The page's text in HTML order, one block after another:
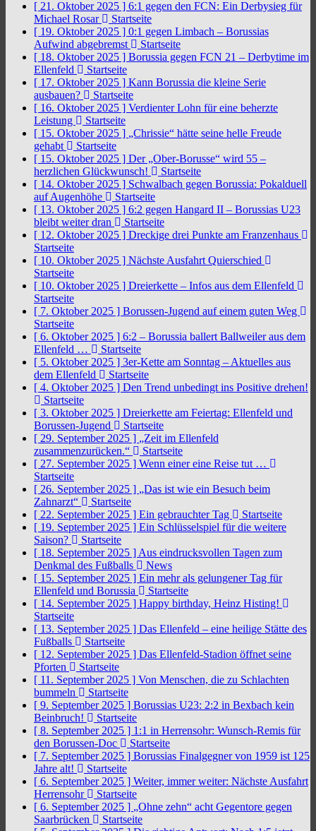
[ 21. Oktober 2025 ] 6:1 gegen den FCN: Ein Derbysieg für
Michael Rosar
Startseite
[ 19. Oktober 2025 ] 0:1 gegen Limbach – Borussias
Aufwind abgebremst
Startseite
[ 18. Oktober 2025 ] Borussia gegen FCN 21 – Derbytime im
Ellenfeld
Startseite
[ 17. Oktober 2025 ] Kann Borussia die kleine Serie
ausbauen?
Startseite
[ 16. Oktober 2025 ] Verdienter Lohn für eine beherzte
Leistung
Startseite
[ 15. Oktober 2025 ] „Chrissie“ hätte seine helle Freude
gehabt
Startseite
[ 15. Oktober 2025 ] Der „Ober-Borusse“ wird 55 –
herzlichen Glückwunsch!
Startseite
[ 14. Oktober 2025 ] Schwalbach gegen Borussia: Pokalduell
auf Augenhöhe
Startseite
[ 13. Oktober 2025 ] 6:2 gegen Hangard II – Borussias U23
bleibt weiter dran
Startseite
[ 12. Oktober 2025 ] Dreckige drei Punkte am Franzenhaus
Startseite
[ 10. Oktober 2025 ] Nächste Ausfahrt Quierschied
Startseite
[ 10. Oktober 2025 ] Dreierkette – Infos aus dem Ellenfeld
Startseite
[ 7. Oktober 2025 ] Borussen-Jugend auf einem guten Weg
Startseite
[ 6. Oktober 2025 ] 6:2 – Borussia ballert Ballweiler aus dem
Ellenfeld …
Startseite
[ 5. Oktober 2025 ] 3er-Kette am Sonntag – Aktuelles aus
dem Ellenfeld
Startseite
[ 4. Oktober 2025 ] Den Trend unbedingt ins Positive drehen!
Startseite
[ 3. Oktober 2025 ] Dreierkette am Feiertag: Ellenfeld und
Borussen-Jugend
Startseite
[ 29. September 2025 ] „Zeit im Ellenfeld
zusammenzurücken.“
Startseite
[ 27. September 2025 ] Wenn einer eine Reise tut …
Startseite
[ 26. September 2025 ] „Das ist wie ein Besuch beim
Zahnarzt“
Startseite
[ 22. September 2025 ] Ein gebrauchter Tag
Startseite
[ 19. September 2025 ] Ein Schlüsselspiel für die weitere
Saison?
Startseite
[ 18. September 2025 ] Aus eindrucksvollen Tagen zum
Denkmal des Fußballs
News
[ 15. September 2025 ] Ein mehr als gelungener Tag für
Ellenfeld und Borussia
Startseite
[ 14. September 2025 ] Happy birthday, Heinz Histing!
Startseite
[ 13. September 2025 ] Das Ellenfeld – eine heilige Stätte des
Fußballs
Startseite
[ 12. September 2025 ] Das Ellenfeld-Stadion öffnet seine
Pforten
Startseite
[ 11. September 2025 ] Von Menschen, die zu Schlachten
bummeln
Startseite
[ 9. September 2025 ] Borussias U23: 2:2 in Bexbach kein
Beinbruch!
Startseite
[ 8. September 2025 ] 1:1 in Herrensohr: Wunsch-Remis für
den Borussen-Doc
Startseite
[ 7. September 2025 ] Borussias Finalgegner von 1959 ist 125
Jahre alt!
Startseite
[ 6. September 2025 ] Weiter, immer weiter: Nächste Ausfahrt
Herrensohr
Startseite
[ 6. September 2025 ] „Ohne zehn“ acht Gegentore gegen
Saarbrücken
Startseite